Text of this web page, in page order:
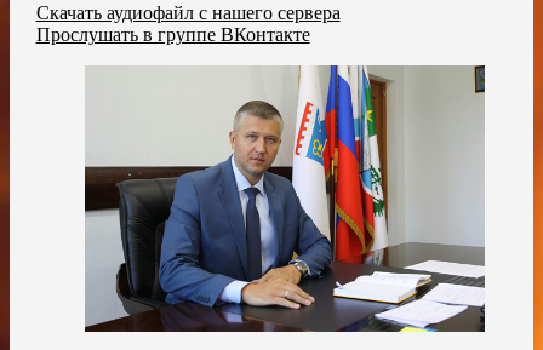
Скачать аудиофайл с нашего сервера
Прослушать в группе ВКонтакте